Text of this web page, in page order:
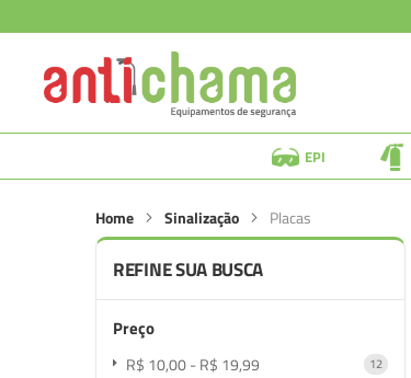
EPI
Home Sinalização Placas
REFINE SUA BUSCA
Preço
R$ 10,00- R$ 19,99 12item